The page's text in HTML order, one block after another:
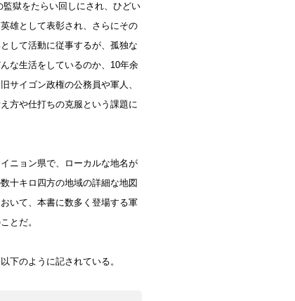
獄をたらい回しにされ、ひどい
雄として表彰され、さらにその
して活動に従事するが、孤独な
な生活をしているのか、10年余
サイゴン政権の公務員や軍人、
方や仕打ちの克服という課題に
ニョン県で、ローカルな地名が
十キロ四方の地域の詳細な地図
いて、本書に数多く登場する軍
のことだ。
下のように記されている。